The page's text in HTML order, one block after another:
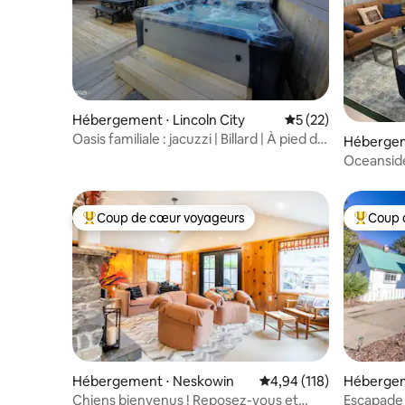
Hébergement ⋅ Lincoln City Évaluation
5 (22)
Oasis familiale : jacuzzi | Billard | À pied de
Coups de cœur voyageurs les plus appréciés
Coup de cœur voyageurs
Hébergement ⋅ Neskowin Évaluation moyenne
4,94 (118)
Chiens bienvenus ! Reposez-vous et
Coups
Coup